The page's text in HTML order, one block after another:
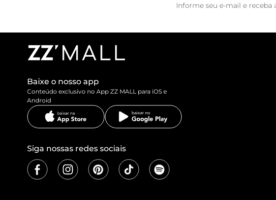
Informe seu e-mail e receba
Baixe o nosso app
Conteúdo exclusivo no App ZZ MALL para iOS e
Android
Siga nossas redes sociais